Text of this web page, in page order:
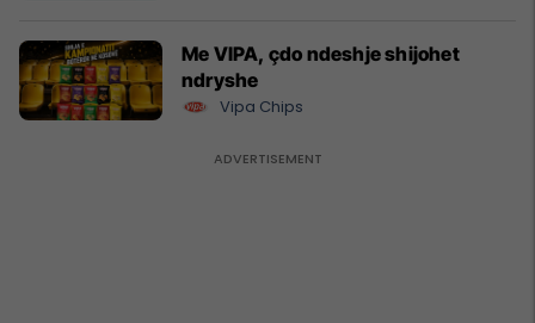
Me VIPA, çdo ndeshje shijohet
ndryshe
Vipa Chips